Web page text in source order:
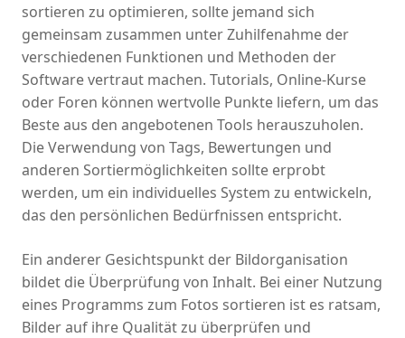
sortieren zu optimieren, sollte jemand sich
gemeinsam zusammen unter Zuhilfenahme der
verschiedenen Funktionen und Methoden der
Software vertraut machen. Tutorials, Online-Kurse
oder Foren können wertvolle Punkte liefern, um das
Beste aus den angebotenen Tools herauszuholen.
Die Verwendung von Tags, Bewertungen und
anderen Sortiermöglichkeiten sollte erprobt
werden, um ein individuelles System zu entwickeln,
das den persönlichen Bedürfnissen entspricht.
Ein anderer Gesichtspunkt der Bildorganisation
bildet die Überprüfung von Inhalt. Bei einer Nutzung
eines Programms zum Fotos sortieren ist es ratsam,
Bilder auf ihre Qualität zu überprüfen und